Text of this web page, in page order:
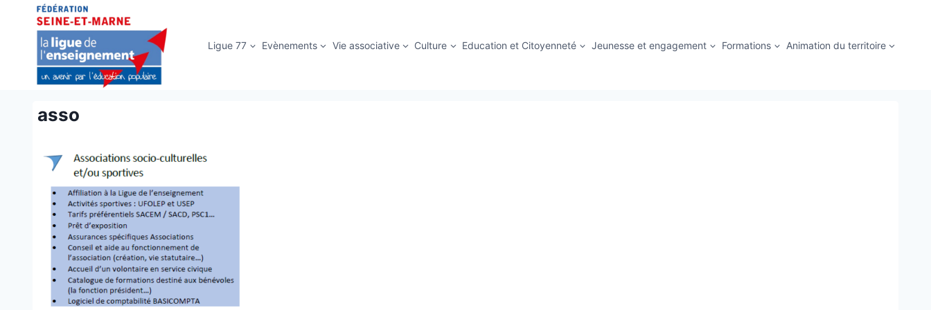
contenu
Ligue 77 Evènements Vie associative Culture Education et Citoyenneté Jeunesse et engagement Formations Animation du territoire
asso